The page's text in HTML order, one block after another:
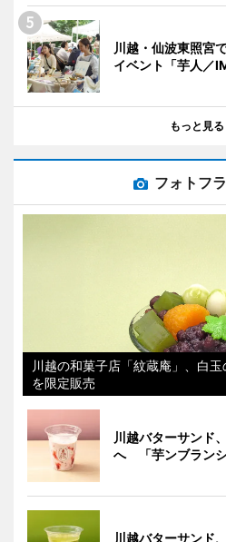
川越・仙波東照宮
イベント「芋人／
もっと見る
フォトフ
川越の和菓子店「紋蔵庵」、白
を限定販売
川越バターサンド
へ 「芋ンブラン
川越バターサンド